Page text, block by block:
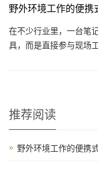
在不少行业里，一台笔
具，而是直接参与现场
见，普通消费级笔记本
推荐阅读
野外环境工作的便携